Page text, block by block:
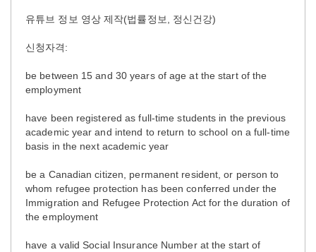
유튜브 정보 영상 제작(법률정보, 정신건강)
신청자격:
be between 15 and 30 years of age at the start of the
employment
have been registered as full-time students in the previous
academic year and intend to return to school on a full-time
basis in the next academic year
be a Canadian citizen, permanent resident, or person to
whom refugee protection has been conferred under the
Immigration and Refugee Protection Act for the duration of
the employment
have a valid Social Insurance Number at the start of